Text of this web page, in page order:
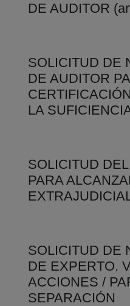
DE AUDITOR
SOLICITUD DE
DE AUDITOR
LA
SOLICITUD
PARA
SOLICITUD DE
DE EXPERTO.
ACCIONES /
SEPARACIÓN